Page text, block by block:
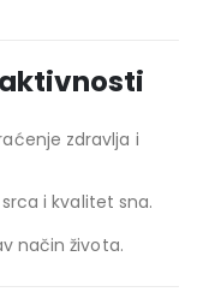
zdravlja i
i kvalitet sna.
način života.